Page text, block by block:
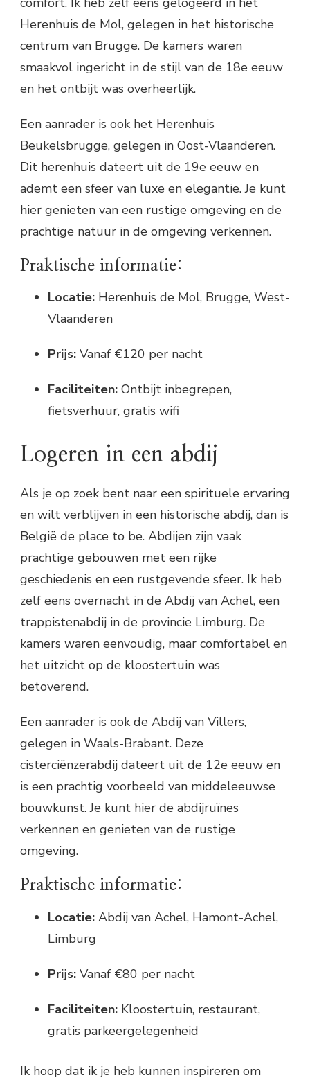
Herenhuis de Mol, gelegen in het historische
centrum van Brugge. De kamers waren
smaakvol ingericht in de stijl van de 18e eeuw
en het ontbijt was overheerlijk.
Een aanrader is ook het Herenhuis
Beukelsbrugge, gelegen in Oost-Vlaanderen.
Dit herenhuis dateert uit de 19e eeuw en
ademt een sfeer van luxe en elegantie. Je kunt
hier genieten van een rustige omgeving en de
prachtige natuur in de omgeving verkennen.
Praktische informatie:
Locatie: Herenhuis de Mol, Brugge, West-
Vlaanderen
Prijs: Vanaf €120 per nacht
Faciliteiten: Ontbijt inbegrepen,
fietsverhuur, gratis wifi
Logeren in een abdij
Als je op zoek bent naar een spirituele ervaring
en wilt verblijven in een historische abdij, dan is
België de place to be. Abdijen zijn vaak
prachtige gebouwen met een rijke
geschiedenis en een rustgevende sfeer. Ik heb
zelf eens overnacht in de Abdij van Achel, een
trappistenabdij in de provincie Limburg. De
kamers waren eenvoudig, maar comfortabel en
het uitzicht op de kloostertuin was
betoverend.
Een aanrader is ook de Abdij van Villers,
gelegen in Waals-Brabant. Deze
cisterciënzerabdij dateert uit de 12e eeuw en
is een prachtig voorbeeld van middeleeuwse
bouwkunst. Je kunt hier de abdijruïnes
verkennen en genieten van de rustige
omgeving.
Praktische informatie:
Locatie: Abdij van Achel, Hamont-Achel,
Limburg
Prijs: Vanaf €80 per nacht
Faciliteiten: Kloostertuin, restaurant,
gratis parkeergelegenheid
Ik hoop dat ik je heb kunnen inspireren om